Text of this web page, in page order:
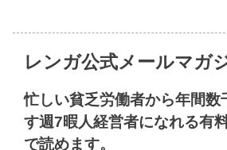
レンガ公式メールマガ
忙しい貧乏労働者から年間数
す週7暇人経営者になれる有
で読めます。